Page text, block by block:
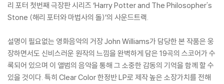
리 포터 첫번째 극장판 시리즈 ‘Harry Potter and The Philosopher's
Stone (해리 포터와 마법사의 돌)’의 사운드트랙.
설명이 필요없는 영화음악의 거장 John Williams가 담당한 본 작품은 웅
장하면서도 신비스러운 원작의 느낌을 완벽하게 담은 19곡의 스코어가 수
록되어 있으며 이 앨범의 음악을 통해 그 소중한 감동의 기억을 함께 할 수
있을 것이다. 특히 Clear Color 한정반 LP로 제작 높은 소장가치를 전해